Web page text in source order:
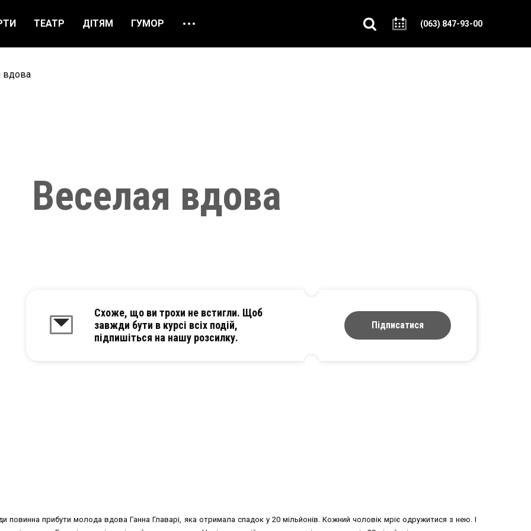
ТЕАТР ДІТЯМ ГУМОР
ПРО НАС
(063) 847-93-00
вдова
Веселая вдова
Схоже, що ви трохи не встигли. Щоб
завжди бути в курсі всіх подій,
підпишіться на нашу розсилку.
Підписатися
повинна прибути молода вдова Ганна Главарi, яка отримала спадок у 20 мiльйонiв. Кожний чоловiк мрiє одружитися з нею. І